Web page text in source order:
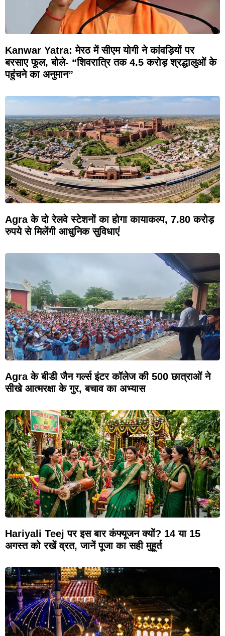
Kanwar Yatra: मेरठ में सीएम योगी ने कांवड़ियों पर
बरसाए फूल, बोले- “शिवरात्रि तक 4.5 करोड़ श्रद्धालुओं के
पहुंचने का अनुमान”
Agra के दो रेलवे स्टेशनों का होगा कायाकल्प, 7.80 करोड़
रुपये से मिलेंगी आधुनिक सुविधाएं
Agra के बीडी जैन गर्ल्स इंटर कॉलेज की 500 छात्राओं ने
सीखे आत्मरक्षा के गुर, बचाव का अभ्यास
Hariyali Teej पर इस बार कंफ्यूजन क्यों? 14 या 15
अगस्त को रखें व्रत, जानें पूजा का सही मुहूर्त